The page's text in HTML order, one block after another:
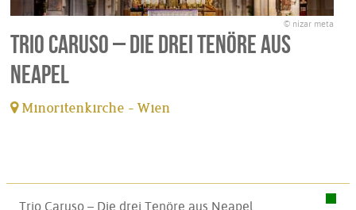
© nizar meta
Trio Caruso – Die drei Tenöre aus
Neapel
Minoritenkirche - Wien
Trio Caruso – Die drei Tenöre aus Neapel